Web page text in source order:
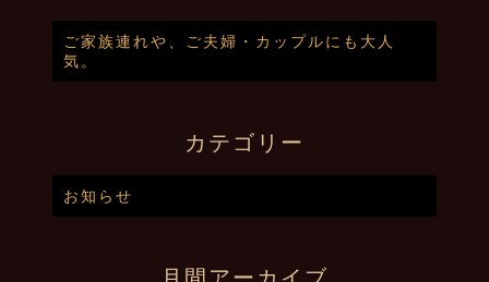
ご家族連れや、ご夫婦・カップルにも大人
気。
カテゴリー
お知らせ